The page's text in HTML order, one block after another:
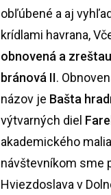
obľúbené a aj
krídlami havrana,
obnovená a
bránová II.
názov je Bašta
výtvarných diel
akademického
návštevníkom sme
Hviezdoslava v